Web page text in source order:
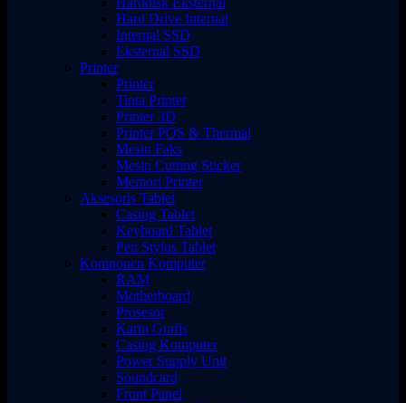
Hard Drive Internal
Internal SSD
Eksternal SSD
Printer
Printer
Tinta Printer
Printer 3D
Printer POS & Thermal
Mesin Faks
Mesin Cutting Sticker
Memori Printer
Aksesoris Tablet
Casing Tablet
Keyboard Tablet
Pen Stylus Tablet
Komponen Komputer
RAM
Motherboard
Prosesor
Kartu Grafis
Casing Komputer
Power Supply Unit
Soundcard
Front Panel